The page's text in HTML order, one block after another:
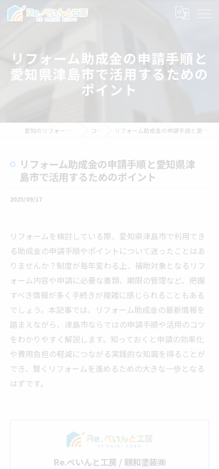
リフォーム助成金の申請手順と
愛知県津島市で活用するための
ポイント
愛知のリフォームならRe.ぺいんと工房 コラム リフォーム助成金の申請手順と愛知県津島市で活用するためのポイント
リフォーム助成金の申請手順と愛知県津
島市で活用するためのポイント
2025/09/17
リフォームを検討している際、愛知県津島市で利用でき
る助成金の申請手順やポイントについて迷ったことはあ
りませんか？制度が毎年変わる上、補助対象となるリフ
ォーム内容や申請に必要な書類、期限の管理など、把握
すべき情報が多く手続きが複雑に感じられることもある
でしょう。本記事では、リフォーム助成金の最新情報を
踏まえながら、津島市ならではの申請手順や活用のコツ
をわかりやすく解説します。知っておくと申請の効率化
や費用負担の軽減につながる実践的な知識を得ることが
でき、賢くリフォームを進めるための大きな一歩となる
はずです。
Re.ぺいんと工房 / 親和塗装㈱